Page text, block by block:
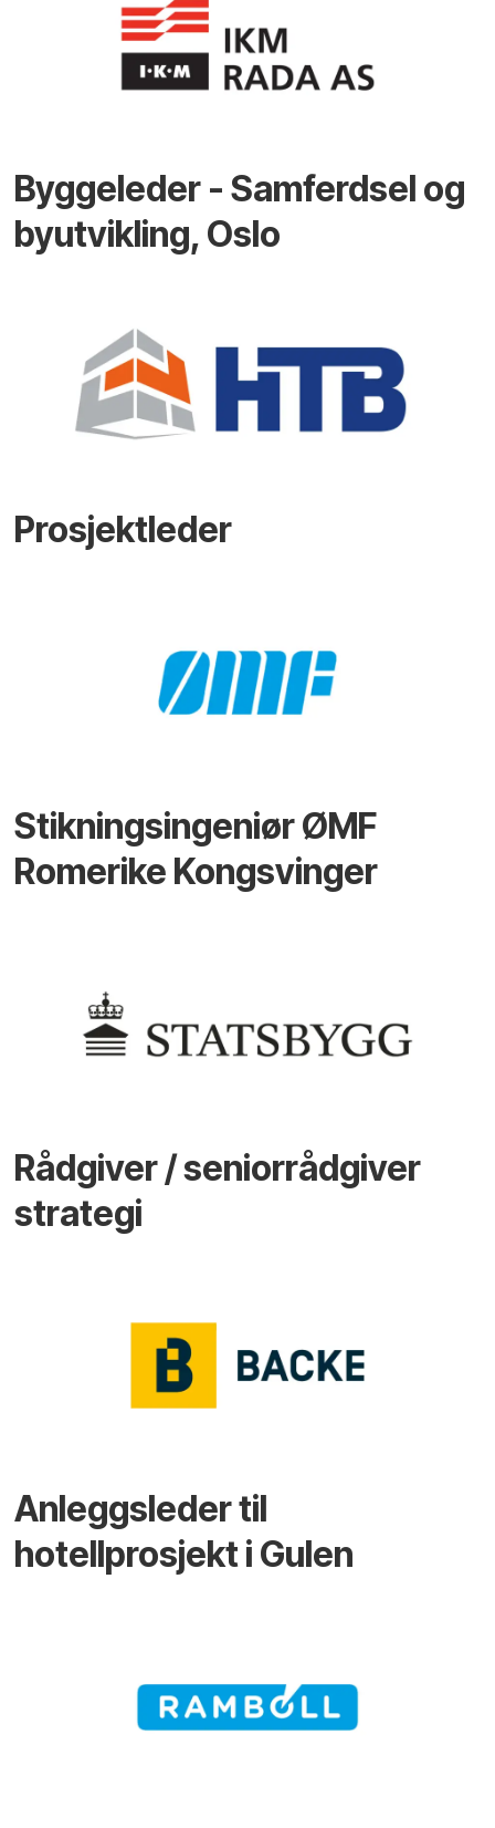
Byggeleder - Samferdsel og
byutvikling, Oslo
Prosjektleder
Stikningsingeniør ØMF
Romerike Kongsvinger
Rådgiver / seniorrådgiver
strategi
Anleggsleder til
hotellprosjekt i Gulen